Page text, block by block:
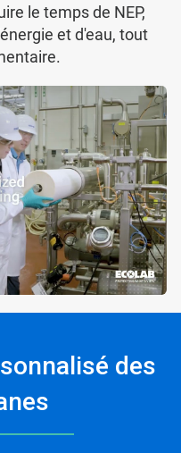
le temps de NEP,
et d'eau, tout
des